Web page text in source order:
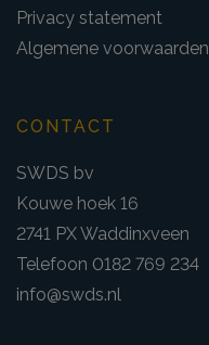
Privacy statement
Algemene voorwaarden
CONTACT
SWDS bv
Kouwe hoek 16
2741 PX Waddinxveen
Telefoon 0182 769 234
info@swds.nl